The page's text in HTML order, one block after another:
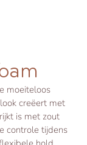
moeiteloos
creëert met
is met zout
controle tijdens